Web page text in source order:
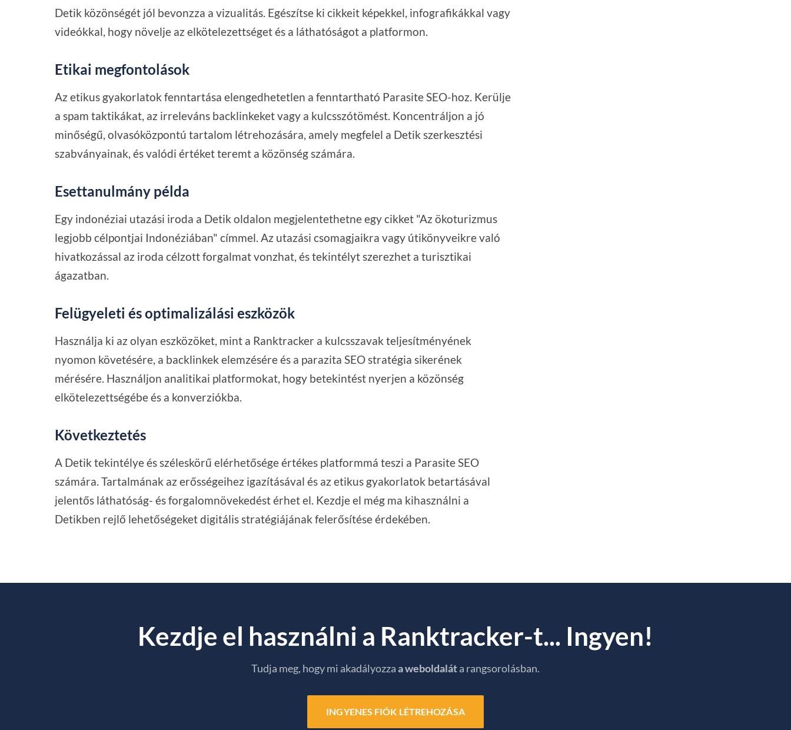
Detik közönségét jól bevonzza a vizualitás. Egészítse ki cikkeit képekkel, infografikákkal vagy
videókkal, hogy növelje az elkötelezettséget és a láthatóságot a platformon.
Etikai megfontolások
Az etikus gyakorlatok fenntartása elengedhetetlen a fenntartható Parasite SEO-hoz. Kerülje
a spam taktikákat, az irreleváns backlinkeket vagy a kulcsszótömést. Koncentráljon a jó
minőségű, olvasóközpontú tartalom létrehozására, amely megfelel a Detik szerkesztési
szabványainak, és valódi értéket teremt a közönség számára.
Esettanulmány példa
Egy indonéziai utazási iroda a Detik oldalon megjelentethetne egy cikket "Az ökoturizmus
legjobb célpontjai Indonéziában" címmel. Az utazási csomagjaikra vagy útikönyveikre való
hivatkozással az iroda célzott forgalmat vonzhat, és tekintélyt szerezhet a turisztikai
ágazatban.
Felügyeleti és optimalizálási eszközök
Használja ki az olyan eszközöket, mint a Ranktracker a kulcsszavak teljesítményének
nyomon követésére, a backlinkek elemzésére és a parazita SEO stratégia sikerének
mérésére. Használjon analitikai platformokat, hogy betekintést nyerjen a közönség
elkötelezettségébe és a konverziókba.
Következtetés
A Detik tekintélye és széleskörű elérhetősége értékes platformmá teszi a Parasite SEO
számára. Tartalmának az erősségeihez igazításával és az etikus gyakorlatok betartásával
jelentős láthatóság- és forgalomnövekedést érhet el. Kezdje el még ma kihasználni a
Detikben rejlő lehetőségeket digitális stratégiájának felerősítése érdekében.
Kezdje el használni a Ranktracker-t... Ingyen!
Tudja meg, hogy mi akadályozzaa weboldaláta rangsorolásban.
INGYENES FIÓK LÉTREHOZÁSA